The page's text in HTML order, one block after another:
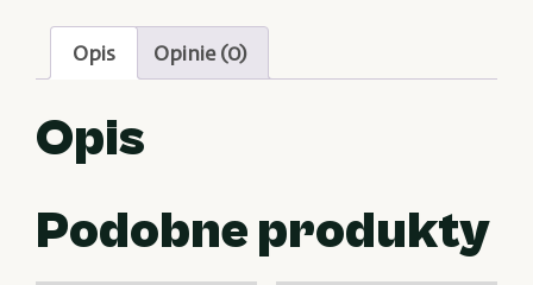
Opis Opinie (0)
Opis
Podobne produkty